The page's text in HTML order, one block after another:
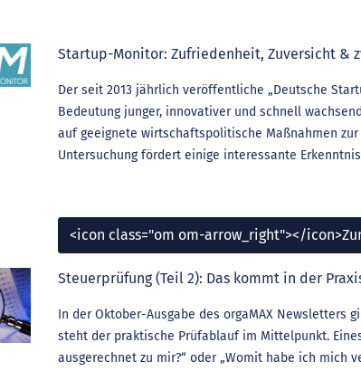
Startup-Monitor: Zufriedenheit, Zuversicht &
Der seit 2013 jährlich veröffentliche „Deutsche
Bedeutung junger, innovativer und schnell
auf geeignete wirtschaftspolitische Maßnahmen
Untersuchung fördert einige interessante
<icon class="om om-arrow_right"></
Steuerprüfung (Teil 2): Das kommt in der
In der Oktober-Ausgabe des orgaMAX Newsletters
steht der praktische Prüfablauf im Mittelpunkt.
ausgerechnet zu mir?“ oder „Womit habe ich mich